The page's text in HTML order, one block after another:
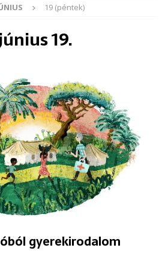
19 (péntek)
19.
gyerekirodalom